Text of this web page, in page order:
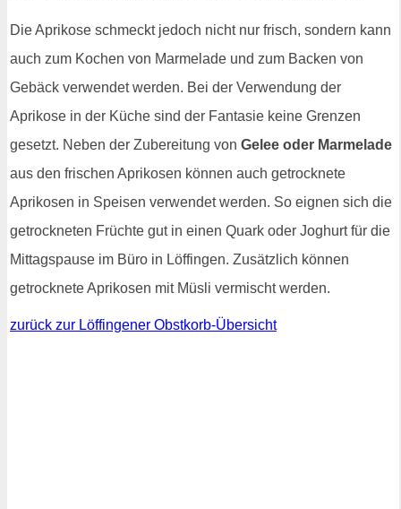
Die Aprikose schmeckt jedoch nicht nur frisch, sondern kann
auch zum Kochen von Marmelade und zum Backen von
Gebäck verwendet werden. Bei der Verwendung der
Aprikose in der Küche sind der Fantasie keine Grenzen
gesetzt. Neben der Zubereitung von Gelee oder Marmelade
aus den frischen Aprikosen können auch getrocknete
Aprikosen in Speisen verwendet werden. So eignen sich die
getrockneten Früchte gut in einen Quark oder Joghurt für die
Mittagspause im Büro in Löffingen. Zusätzlich können
getrocknete Aprikosen mit Müsli vermischt werden.
zurück zur Löffingener Obstkorb-Übersicht